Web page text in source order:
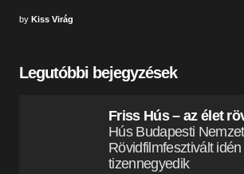
by Kiss Virág
Legutóbbi bejegyzések
Friss Hús – az
Hús Budapesti
Rövidfilmfesztivált
tizennegyedik